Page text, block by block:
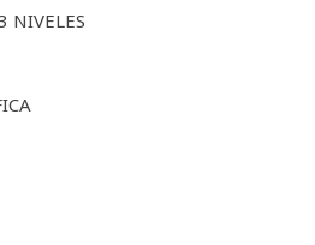
NIVELES